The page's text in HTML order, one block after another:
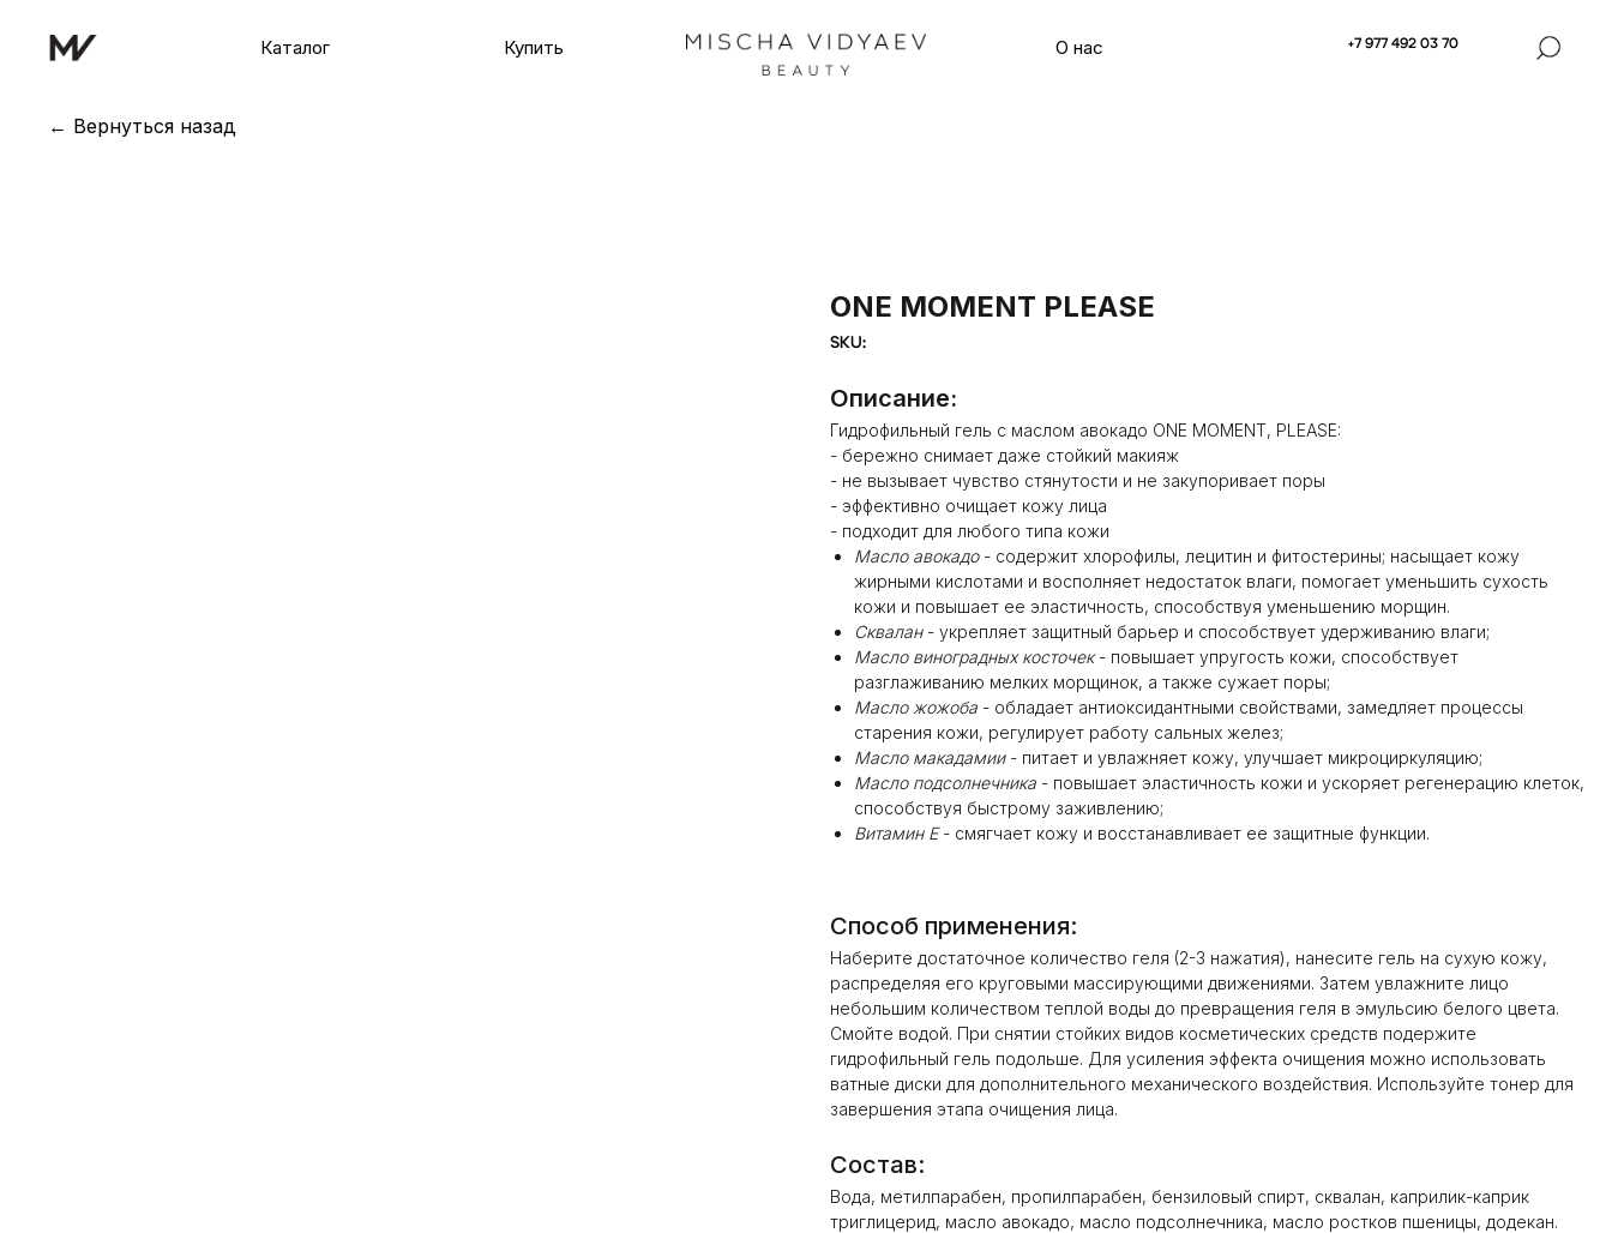
Каталог Купить О нас +7 977 492 03 70
← Вернуться назад
ONE MOMENT PLEASE
SKU:
Описание:
Гидрофильный гель с маслом авокадо ONE MOMENT, PLEASE:
- бережно снимает даже стойкий макияж
- не вызывает чувство стянутости и не закупоривает поры
- эффективно очищает кожу лица
- подходит для любого типа кожи
Масло авокадо- содержит хлорофилы, лецитин и фитостерины; насыщает кожу
жирными кислотами и восполняет недостаток влаги, помогает уменьшить сухость
кожи и повышает ее эластичность, способствуя уменьшению морщин.
Сквалан- укрепляет защитный барьер и способствует удерживанию влаги;
Масло виноградных косточек- повышает упругость кожи, способствует
разглаживанию мелких морщинок, а также сужает поры;
Масло жожоба - обладает антиоксидантными свойствами, замедляет процессы
старения кожи, регулирует работу сальных желез;
Масло макадамии- питает и увлажняет кожу, улучшает микроциркуляцию;
Масло подсолнечника - повышает эластичность кожи и ускоряет регенерацию клеток,
способствуя быстрому заживлению;
Витамин Е- смягчает кожу и восстанавливает ее защитные функции.
Способ применения:
Наберите достаточное количество геля (2-3 нажатия), нанесите гель на сухую кожу,
распределяя его круговыми массирующими движениями. Затем увлажните лицо
небольшим количеством теплой воды до превращения геля в эмульсию белого цвета.
Смойте водой. При снятии стойких видов косметических средств подержите
гидрофильный гель подольше. Для усиления эффекта очищения можно использовать
ватные диски для дополнительного механического воздействия. Используйте тонер для
завершения этапа очищения лица.
Состав:
Вода, метилпарабен, пропилпарабен, бензиловый спирт, сквалан, каприлик-каприк
триглицерид, масло авокадо, масло подсолнечника, масло ростков пшеницы, додекан.